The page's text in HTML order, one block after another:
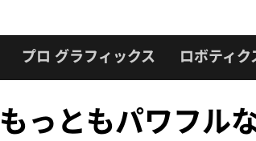
プロ グラフィックス ロボティク
っともパワフル